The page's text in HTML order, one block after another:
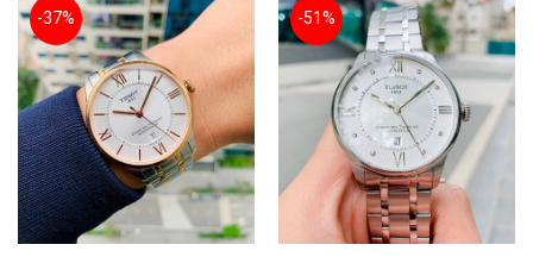
-37%
-51%